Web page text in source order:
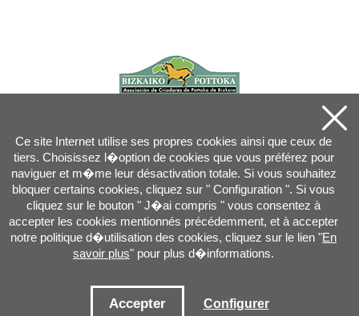
info@pottoka.info
Conditions d'Utilisation-Politique de Privacité-Politique des Cookies
Ce site Internet utilise ses propres cookies ainsi que ceux de
tiers. Choisissez l�option de cookies que vous préférez pour
naviguer et m�me leur désactivation totale. Si vous souhaitez
bloquer certains cookies, cliquez sur " Configuration ". Si vous
cliquez sur le bouton " J�ai compris " vous consentez à
accepter les cookies mentionnés précédemment, et à accepter
notre politique d�utilisation des cookies, cliquez sur le lien "En
savoir plus" pour plus d�informations.
Accepter Configurer